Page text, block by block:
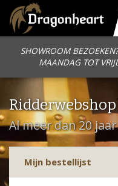
SHOWROOM
MAANDAG TOT
Al meer dan 20
Mijn bestellijst